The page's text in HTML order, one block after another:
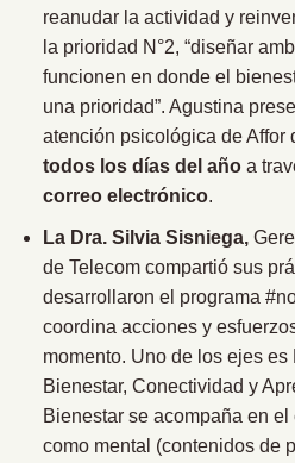
reanudar la actividad y
la prioridad N°2, “diseñar
funcionen en donde el
una prioridad”. Agustina
atención psicológica de Affor
todos los días del añoa
correo electrónico.
La Dra. Silvia Sisniega,
de Telecom compartió sus
desarrollaron el programa
coordina acciones y
momento. Uno de los ejes
Bienestar, Conectividad y
Bienestar se acompaña en
como mental (contenidos de